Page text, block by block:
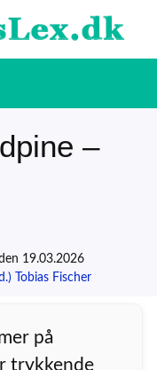
–
19.03.2026
Tobias Fischer
på
trykkende